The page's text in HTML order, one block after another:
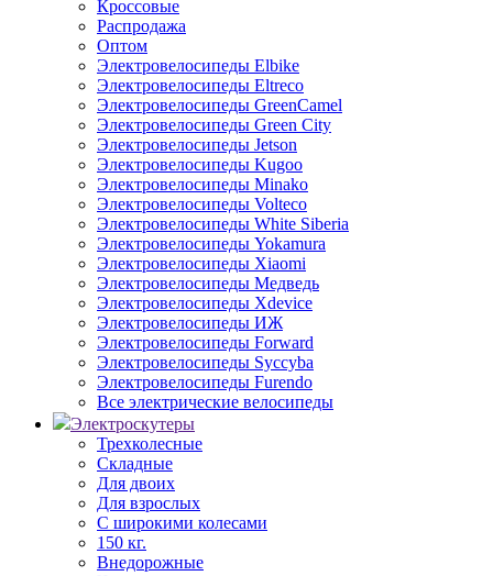
Кроссовые
Распродажа
Оптом
Электровелосипеды Elbike
Электровелосипеды Eltreco
Электровелосипеды GreenCamel
Электровелосипеды Green City
Электровелосипеды Jetson
Электровелосипеды Kugoo
Электровелосипеды Minako
Электровелосипеды Volteco
Электровелосипеды White Siberia
Электровелосипеды Yokamura
Электровелосипеды Xiaomi
Электровелосипеды Медведь
Электровелосипеды Xdevice
Электровелосипеды ИЖ
Электровелосипеды Forward
Электровелосипеды Syccyba
Электровелосипеды Furendo
Все электрические велосипеды
Электроскутеры
Трехколесные
Складные
Для двоих
Для взрослых
С широкими колесами
150 кг.
Внедорожные